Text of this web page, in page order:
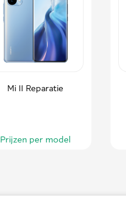
Mi 11 Reparatie
Prijzen per model